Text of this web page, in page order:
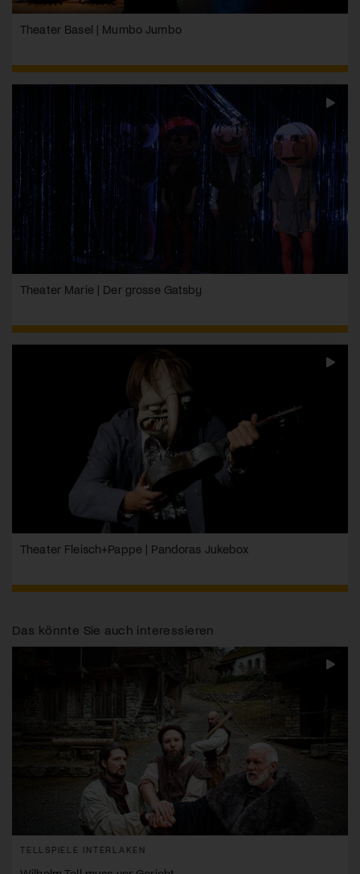
Theater Basel | Mumbo Jumbo
Theater Marie | Der grosse Gatsby
Theater Fleisch+Pappe | Pandoras Jukebox
Das könnte Sie auch interessieren
TELLSPIELE INTERLAKEN